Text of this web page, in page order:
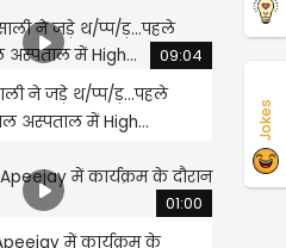
09:04
ने जड़े थ/प्प/ड़...पहले
अस्पताल में High...
01:00
में कार्यक्रम के
Jokes